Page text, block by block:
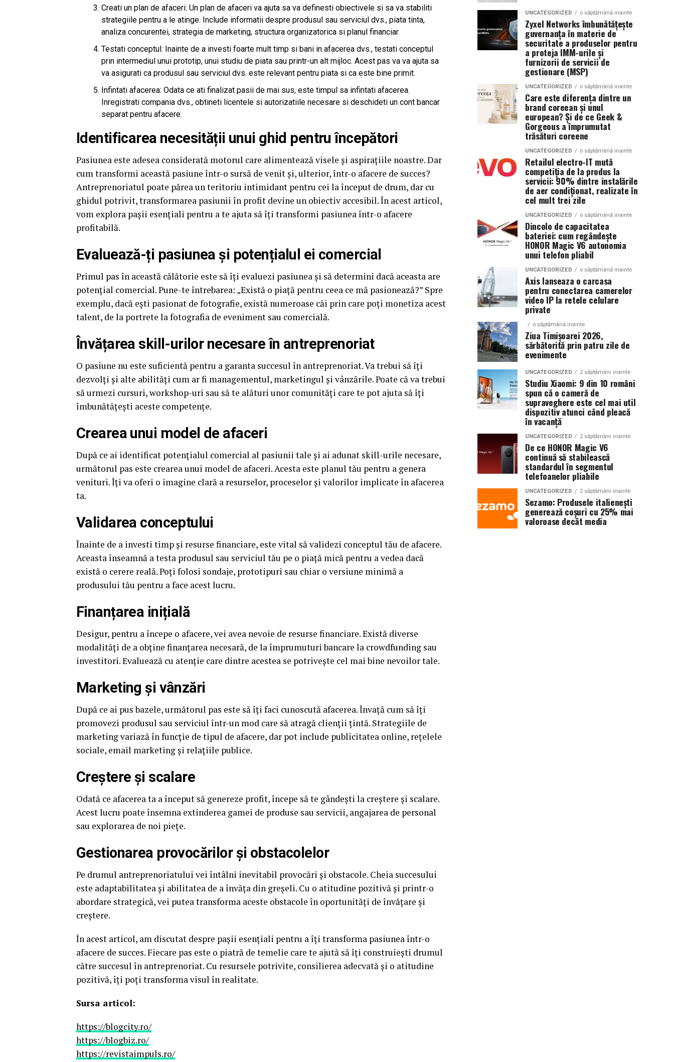
Creati un plan de afaceri: Un plan de afaceri va ajuta sa va definesti obiectivele si sa va stabiliti
strategiile pentru a le atinge. Include informatii despre produsul sau serviciul dvs., piata tinta,
analiza concurentei, strategia de marketing, structura organizatorica si planul financiar.
Testati conceptul: Inainte de a investi foarte mult timp si bani in afacerea dvs., testati conceptul
prin intermediul unui prototip, unui studiu de piata sau printr-un alt mijloc. Acest pas va va ajuta sa
va asigurati ca produsul sau serviciul dvs. este relevant pentru piata si ca este bine primit.
Infintati afacerea: Odata ce ati finalizat pasii de mai sus, este timpul sa infintati afacerea.
Inregistrati compania dvs., obtineti licentele si autorizatiile necesare si deschideti un cont bancar
separat pentru afacere.
Identificarea necesității unui ghid pentru începători
Pasiunea este adesea considerată motorul care alimentează visele și aspirațiile noastre. Dar
cum transformi această pasiune într-o sursă de venit și, ulterior, într-o afacere de succes?
Antreprenoriatul poate părea un teritoriu intimidant pentru cei la început de drum, dar cu
ghidul potrivit, transformarea pasiunii în profit devine un obiectiv accesibil. În acest articol,
vom explora pașii esențiali pentru a te ajuta să îți transformi pasiunea într-o afacere
profitabilă.
Evaluează-ți pasiunea și potențialul ei comercial
Primul pas în această călătorie este să îți evaluezi pasiunea și să determini dacă aceasta are
potențial comercial. Pune-te întrebarea: „Există o piață pentru ceea ce mă pasionează?” Spre
exemplu, dacă ești pasionat de fotografie, există numeroase căi prin care poți monetiza acest
talent, de la portrete la fotografia de eveniment sau comercială.
Învățarea skill-urilor necesare în antreprenoriat
O pasiune nu este suficientă pentru a garanta succesul în antreprenoriat. Va trebui să îți
dezvolți și alte abilități cum ar fi managementul, marketingul și vânzările. Poate că va trebui
să urmezi cursuri, workshop-uri sau să te alături unor comunități care te pot ajuta să îți
îmbunătățești aceste competențe.
Crearea unui model de afaceri
După ce ai identificat potențialul comercial al pasiunii tale și ai adunat skill-urile necesare,
următorul pas este crearea unui model de afaceri. Acesta este planul tău pentru a genera
venituri. Îți va oferi o imagine clară a resurselor, proceselor și valorilor implicate în afacerea
ta.
Validarea conceptului
Înainte de a investi timp și resurse financiare, este vital să validezi conceptul tău de afacere.
Aceasta înseamnă a testa produsul sau serviciul tău pe o piață mică pentru a vedea dacă
există o cerere reală. Poți folosi sondaje, prototipuri sau chiar o versiune minimă a
produsului tău pentru a face acest lucru.
Finanțarea inițială
Desigur, pentru a începe o afacere, vei avea nevoie de resurse financiare. Există diverse
modalități de a obține finanțarea necesară, de la împrumuturi bancare la crowdfunding sau
investitori. Evaluează cu atenție care dintre acestea se potrivește cel mai bine nevoilor tale.
Marketing și vânzări
După ce ai pus bazele, următorul pas este să îți faci cunoscută afacerea. Învață cum să îți
promovezi produsul sau serviciul într-un mod care să atragă clienții țintă. Strategiile de
marketing variază în funcție de tipul de afacere, dar pot include publicitatea online, rețelele
sociale, email marketing și relațiile publice.
Creștere și scalare
Odată ce afacerea ta a început să genereze profit, începe să te gândești la creștere și scalare.
Acest lucru poate însemna extinderea gamei de produse sau servicii, angajarea de personal
sau explorarea de noi piețe.
Gestionarea provocărilor și obstacolelor
Pe drumul antreprenoriatului vei întâlni inevitabil provocări și obstacole. Cheia succesului
este adaptabilitatea și abilitatea de a învăța din greșeli. Cu o atitudine pozitivă și printr-o
abordare strategică, vei putea transforma aceste obstacole în oportunități de învățare și
creștere.
În acest articol, am discutat despre pașii esențiali pentru a îți transforma pasiunea într-o
afacere de succes. Fiecare pas este o piatră de temelie care te ajută să îți construiești drumul
către succesul în antreprenoriat. Cu resursele potrivite, consilierea adecvată și o atitudine
pozitivă, îți poți transforma visul în realitate.
Sursa articol:
https://blogcity.ro/
https://blogbiz.ro/
https://revistaimpuls.ro/
UNCATEGORIZED o săptămână inainte
Zyxel Networks îmbunătățește
guvernanța în materie de
securitate a produselor pentru
a proteja IMM-urile și
furnizorii de servicii de
gestionare (MSP)
UNCATEGORIZED o săptămână inainte
Care este diferența dintre un
brand coreean și unul
european? Și de ce Geek &
Gorgeous a împrumutat
trăsături coreene
UNCATEGORIZED o săptămână inainte
Retailul electro-IT mută
competiția de la produs la
servicii: 90% dintre instalările
de aer condiționat, realizate în
cel mult trei zile
UNCATEGORIZED o săptămână inainte
Dincolo de capacitatea
bateriei: cum regândește
HONOR Magic V6 autonomia
unui telefon pliabil
UNCATEGORIZED o săptămână inainte
Axis lanseaza o carcasa
pentru conectarea camerelor
video IP la retele celulare
private
o săptămână inainte
Ziua Timișoarei 2026,
sărbătorită prin patru zile de
evenimente
UNCATEGORIZED 2 săptămâni inainte
Studiu Xiaomi: 9 din 10 români
spun că o cameră de
supraveghere este cel mai util
dispozitiv atunci când pleacă
în vacanță
UNCATEGORIZED 2 săptămâni inainte
De ce HONOR Magic V6
continuă să stabilească
standardul în segmentul
telefoanelor pliabile
UNCATEGORIZED 2 săptămâni inainte
Sezamo: Produsele italienești
generează coșuri cu 25% mai
valoroase decât media